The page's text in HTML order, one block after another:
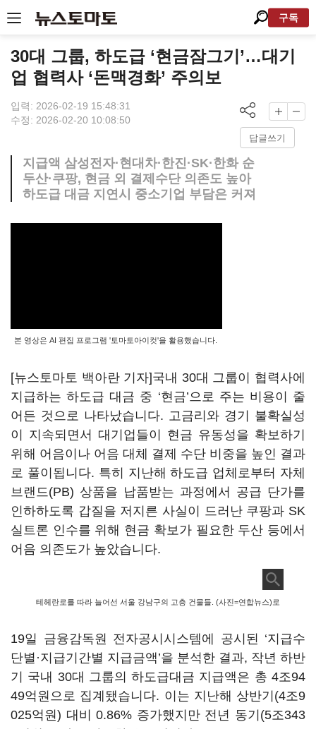
구독
30대 그룹, 하도급 ‘현금잠그기’…대기
업 협력사 ‘돈맥경화’ 주의보
입력: 2026-02-19 15:48:31
수정: 2026-02-20 10:08:50
답글쓰기
지급액 삼성전자·현대차·한진·SK·한화 순
두산·쿠팡, 현금 외 결제수단 의존도 높아
하도급 대금 지연시 중소기업 부담은 커져
본 영상은 AI 편집 프로그램 '토마토아이컷'을 활용했습니다.
[뉴스토마토 백아란 기자]국내 30대 그룹이 협력사에
지급하는 하도급 대금 중 ‘현금’으로 주는 비용이 줄
어든 것으로 나타났습니다. 고금리와 경기 불확실성
이 지속되면서 대기업들이 현금 유동성을 확보하기
위해 어음이나 어음 대체 결제 수단 비중을 높인 결과
로 풀이됩니다. 특히 지난해 하도급 업체로부터 자체
브랜드(PB) 상품을 납품받는 과정에서 공급 단가를
인하하도록 갑질을 저지른 사실이 드러난 쿠팡과 SK
실트론 인수를 위해 현금 확보가 필요한 두산 등에서
어음 의존도가 높았습니다.
테헤란로를 따라 늘어선 서울 강남구의 고층 건물들. (사진=연합뉴스)로
19일 금융감독원 전자공시시스템에 공시된 ‘지급수
단별 ·지급기간별 지급금액’을 분석한 결과, 작년 하반
기 국내 30대 그룹의 하도급대금 지급액은 총 4조94
49억원으로 집계됐습니다. 이는 지난해 상반기(4조9
025억원) 대비 0.86% 증가했지만 전년 동기(5조343